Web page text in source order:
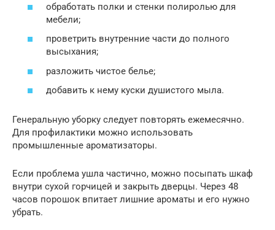
обработать полки и стенки полиролью для
мебели;
проветрить внутренние части до полного
высыхания;
разложить чистое белье;
добавить к нему куски душистого мыла.
Генеральную уборку следует повторять ежемесячно.
Для профилактики можно использовать
промышленные ароматизаторы.
Если проблема ушла частично, можно посыпать шкаф
внутри сухой горчицей и закрыть дверцы. Через 48
часов порошок впитает лишние ароматы и его нужно
убрать.